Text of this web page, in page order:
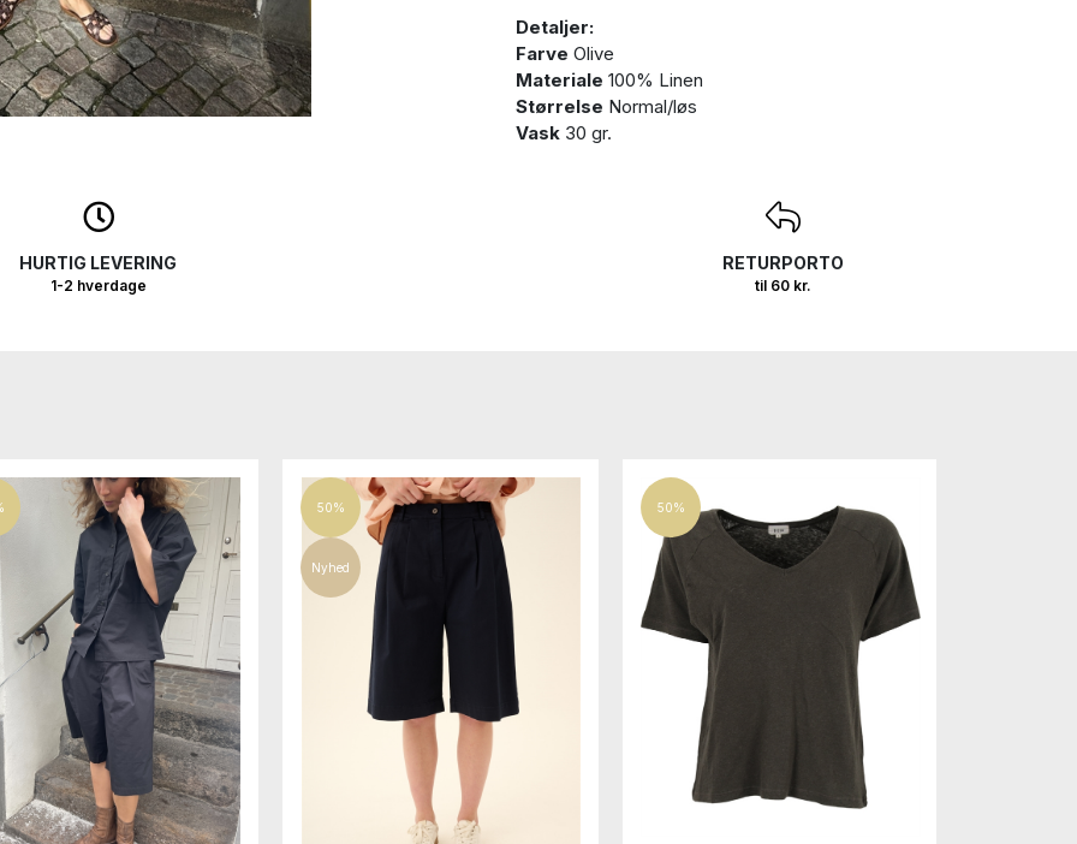
Detaljer:
Farve Olive
Materiale 100% Linen
Størrelse Normal/løs
Vask 30 gr.
HURTIG LEVERING
1-2 hverdage
RETURPORTO
til 60 kr.
50%
Nyhed
50%